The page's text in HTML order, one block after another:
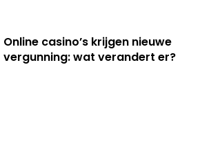
Online casino’s krijgen nieuwe
vergunning: wat verandert er?